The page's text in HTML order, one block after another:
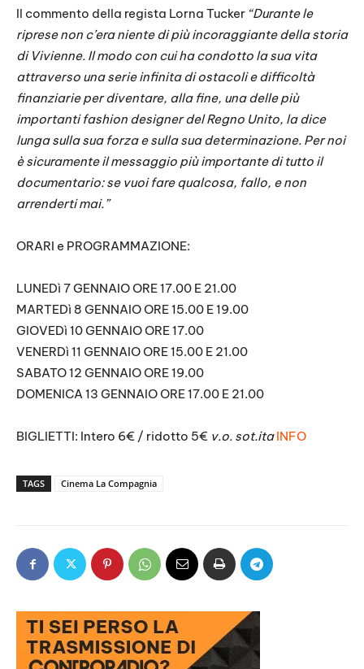
Il commento della regista Lorna Tucker “Durante le
riprese non c’era niente di più incoraggiante della storia
di Vivienne. Il modo con cui ha condotto la sua vita
attraverso una serie infinita di ostacoli e difficoltà
finanziarie per diventare, alla fine, una delle più
importanti fashion designer del Regno Unito, la dice
lunga sulla sua forza e sulla sua determinazione. Per noi
è sicuramente il messaggio più importante di tutto il
documentario: se vuoi fare qualcosa, fallo, e non
arrenderti mai.”
ORARI e PROGRAMMAZIONE:
LUNEDì 7 GENNAIO ORE 17.00 E 21.00
MARTEDì 8 GENNAIO ORE 15.00 E 19.00
GIOVEDì 10 GENNAIO ORE 17.00
VENERDì 11 GENNAIO ORE 15.00 E 21.00
SABATO 12 GENNAIO ORE 19.00
DOMENICA 13 GENNAIO ORE 17.00 E 21.00
BIGLIETTI: Intero 6€ / ridotto 5€ v.o. sot.itaINFO
TAGS Cinema La Compagnia